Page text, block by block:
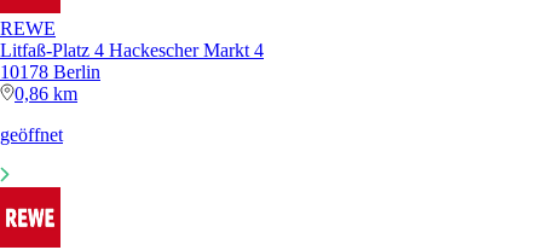
REWE
Litfaß-Platz 4 Hackescher Markt 4
10178 Berlin
0,86 km
geöffnet